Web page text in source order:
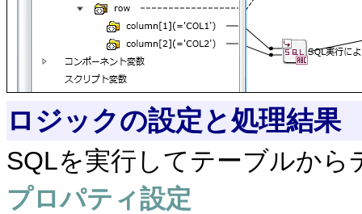
ロジックの設定と処理結果
SQLを実行してテーブルから
プロパティ設定